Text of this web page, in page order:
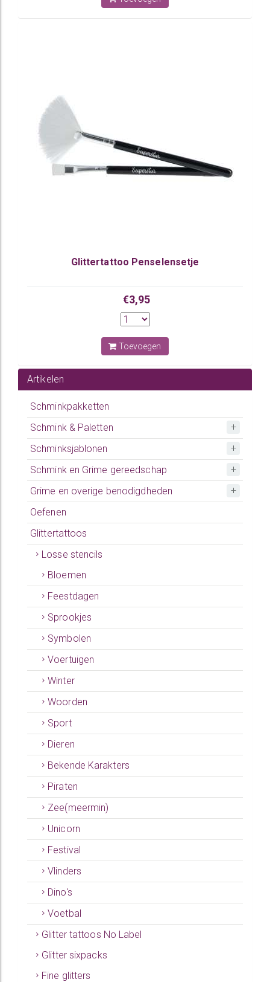
Glittertattoo Penselensetje
€3,95
Toevoegen
Artikelen
Schminkpakketten
Schmink & Paletten
Schminksjablonen
Schmink en Grime gereedschap
Grime en overige benodigdheden
Oefenen
Glittertattoos
Losse stencils
Bloemen
Feestdagen
Sprookjes
Symbolen
Voertuigen
Winter
Woorden
Sport
Dieren
Bekende Karakters
Piraten
Zee(meermin)
Unicorn
Festival
Vlinders
Dino's
Voetbal
Glitter tattoos No Label
Glitter sixpacks
Fine glitters